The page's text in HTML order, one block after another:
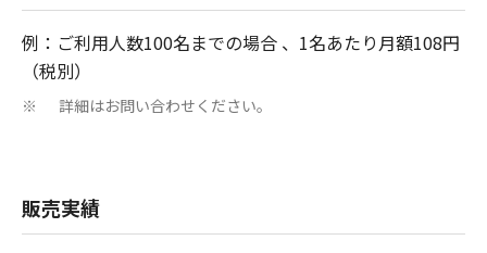
例：ご利用人数100名までの場合 、1名あたり月額108円
（税別）
※ 詳細はお問い合わせください。
販売実績